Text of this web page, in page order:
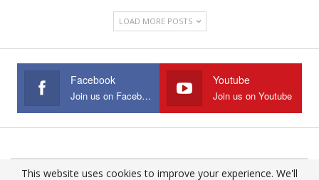
LOAD MORE POSTS
Facebook
Join us on Facebook
Youtube
Join us on Youtube
This website uses cookies to improve your experience. We'll